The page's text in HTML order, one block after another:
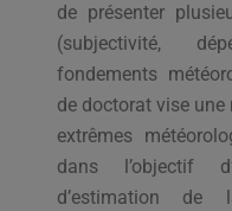
de présenter
(subjectivité,
fondements
de doctorat vise
extrêmes
dans l’objectif
d’estimation de